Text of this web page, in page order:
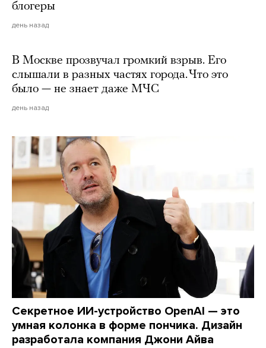
блогеры
день назад
В Москве прозвучал громкий взрыв. Его
слышали в разных частях города. Что это
было — не знает даже МЧС
день назад
Секретное ИИ-устройство OpenAI — это
умная колонка в форме пончика. Дизайн
разработала компания Джони Айва